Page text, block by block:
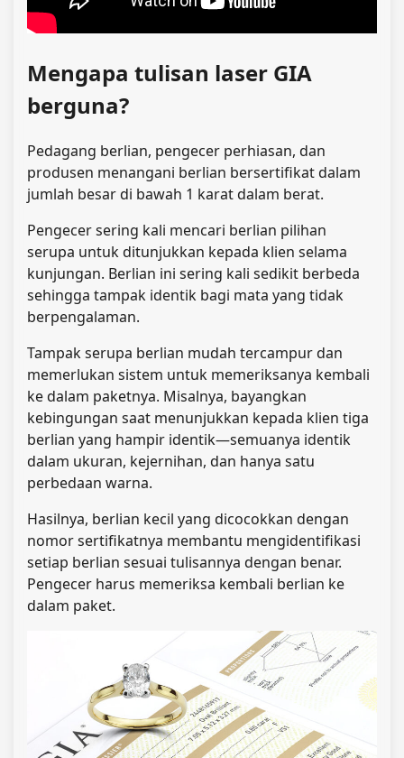
Mengapa tulisan laser GIA
berguna?
Pedagang berlian, pengecer perhiasan, dan
produsen menangani berlian bersertifikat dalam
jumlah besar di bawah 1 karatdalam berat.
Pengecer sering kali mencari berlian pilihan
serupa untuk ditunjukkan kepada klien selama
kunjungan. Berlian ini sering kali sedikit berbeda
sehingga tampak identik bagi mata yang tidak
berpengalaman.
Tampak serupa berlian mudah tercampur dan
memerlukan sistem untuk memeriksanya kembali
ke dalam paketnya. Misalnya, bayangkan
kebingungan saat menunjukkan kepada klien tiga
berlian yang hampir identik—semuanya identik
dalam ukuran, kejernihan, dan hanya satu
perbedaan warna.
Hasilnya, berlian kecil yang dicocokkan dengan
nomor sertifikatnya membantu mengidentifikasi
setiap berlian sesuai tulisannya dengan benar.
Pengecer harus memeriksa kembali berlian ke
dalam paket.